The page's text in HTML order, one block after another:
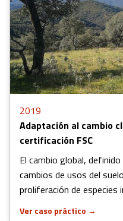
2019
Adaptación al cambio
certificación FSC
El cambio global,
cambios de usos del
proliferación de especies
Ver caso práctico →